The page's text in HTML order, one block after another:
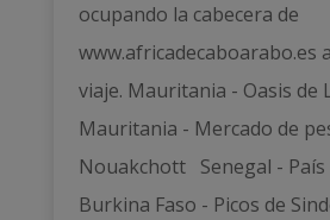
ocupando la cabecera de
www.africadecaboarabo.es
viaje. Mauritania - Oasis de
Mauritania - Mercado de
Nouakchott Senegal - País
Burkina Faso - Picos de